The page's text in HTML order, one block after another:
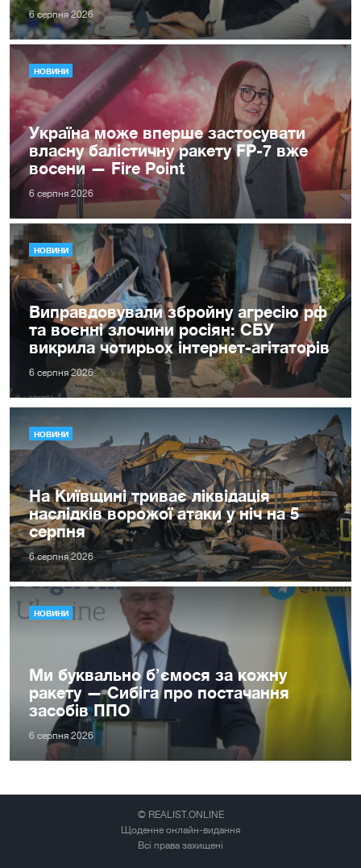
6 серпня 2026
НОВИНИ
Україна може вперше застосувати
власну балістичну ракету FP-7 вже
восени — Fire Point
6 серпня 2026
НОВИНИ
Виправдовували збройну агресію рф
та воєнні злочини росіян: СБУ
викрила чотирьох інтернет-агітаторів
6 серпня 2026
НОВИНИ
На Київщині триває ліквідація
наслідків ворожої атаки у ніч на 5
серпня
6 серпня 2026
НОВИНИ
Ми буквально б’ємося за кожну
ракету — Сибіга про постачання
засобів ППО
6 серпня 2026
© REALIST.ONLINE
Щоденне онлайн-видання
Всі права захищені